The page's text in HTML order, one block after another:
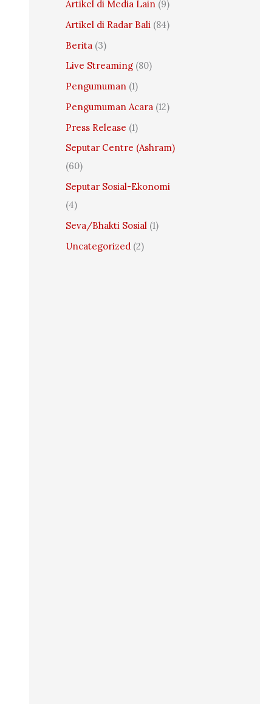
Artikel di Media Lain(9)
Artikel di Radar Bali (84)
Berita (3)
Live Streaming(80)
Pengumuman(1)
Pengumuman Acara (12)
Press Release (1)
Seputar Centre (Ashram)
(60)
Seputar Sosial-Ekonomi
(4)
Seva/Bhakti Sosial (1)
Uncategorized (2)